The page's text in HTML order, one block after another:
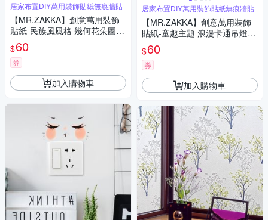
居家布置DIY萬用裝飾貼紙無痕牆貼
【MR.ZAKKA】創意萬用裝飾
貼紙-民族風風格 幾何花朵圖騰
居家布置 DIY可移式壁貼 無痕
壁貼 牆貼
$60
券
加入購物車
居家布置DIY萬用裝飾貼紙無痕牆貼
【MR.ZAKKA】創意萬用裝飾
貼紙-童趣主題 浪漫卡通吊燈
掛燈 居家布置 DIY可移式壁貼
無痕壁貼 牆貼
$60
券
加入購物車